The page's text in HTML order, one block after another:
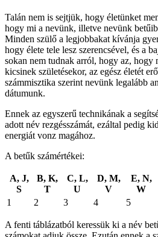
Talán nem is sejtjük, hogy életünket
hogy mi a nevünk, illetve nevünk
Minden szülő a legjobbakat kívánja
hogy élete tele lesz szerencsével, és a
sokan nem tudnak arról, hogy az, hogy
kicsinek születésekor, az egész életét
számmisztika szerint nevünk legalább
dátumunk.
Ennek az egyszerű technikának a
adott név rezgésszámát, ezáltal pedig
energiát vonz magához.
A betűk számértékei:
A, J,
S
B, K,
T
C, L,
U
D, M,
V
E, N,
W
1
2 3 4 5
A fenti táblázatból keressük ki a név